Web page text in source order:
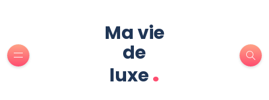
Ma vie
de
luxe.